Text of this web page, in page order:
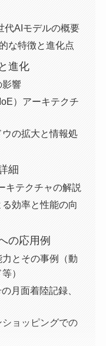
代AIモデルの概要
な特徴と進化点
進化
影響
）アーキテクチ
の拡大と情報処
細
キテクチャの解説
効率と性能の向
の応用例
とその事例（動
）
月面着陸記録、
ョッピングでの